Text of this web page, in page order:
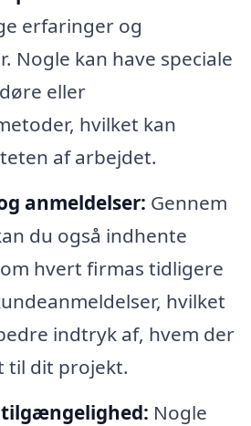
erfaringer og
Nogle kan have speciale
eller
hvilket kan
af arbejdet.
anmeldelser: Gennem
du også indhente
hvert firmas tidligere
hvilket
indtryk af, hvem der
til dit projekt.
tilgængelighed: Nogle